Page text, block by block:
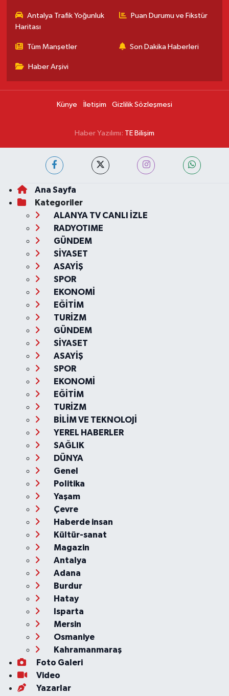
Antalya Trafik Yoğunluk
Haritası
Puan Durumu ve Fikstür
Tüm Manşetler Son Dakika Haberleri
Haber Arşivi
Künye İletişim Gizlilik Sözleşmesi
Haber Yazılımı: TE Bilişim
Ana Sayfa
Kategoriler
ALANYA TV CANLI İZLE
RADYOTIME
GÜNDEM
SİYASET
ASAYİŞ
SPOR
EKONOMİ
EĞİTİM
TURİZM
GÜNDEM
SİYASET
ASAYİŞ
SPOR
EKONOMİ
EĞİTİM
TURİZM
BİLİM VE TEKNOLOJİ
YEREL HABERLER
SAĞLIK
DÜNYA
Genel
Politika
Yaşam
Çevre
Haberde insan
Kültür-sanat
Magazin
Antalya
Adana
Burdur
Hatay
Isparta
Mersin
Osmaniye
Kahramanmaraş
Foto Galeri
Video
Yazarlar